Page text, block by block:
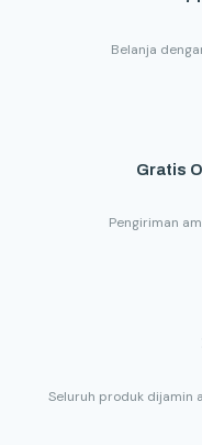
Belanja
Gratis
Pengiriman
Seluruh produk dijamin